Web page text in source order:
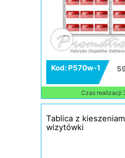
Kod: P570w-1
Czas realizacji
Tablica z
wizytówki